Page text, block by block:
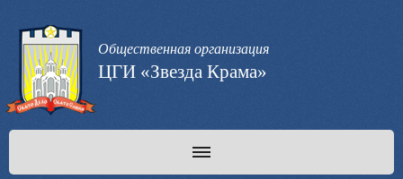
Общественная организация
ЦГИ «Звезда Крама»